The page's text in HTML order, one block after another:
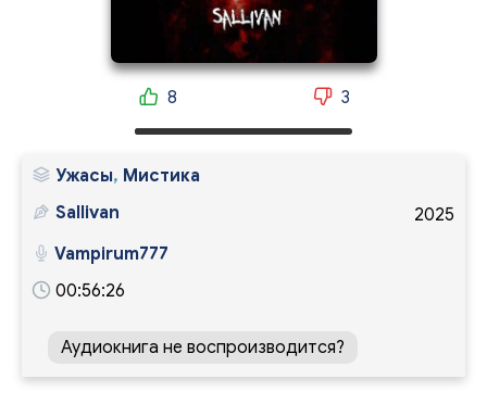
8 3
Ужасы, Мистика
2025
Sallivan
Vampirum777
00:56:26
Аудиокнига не воспроизводится?